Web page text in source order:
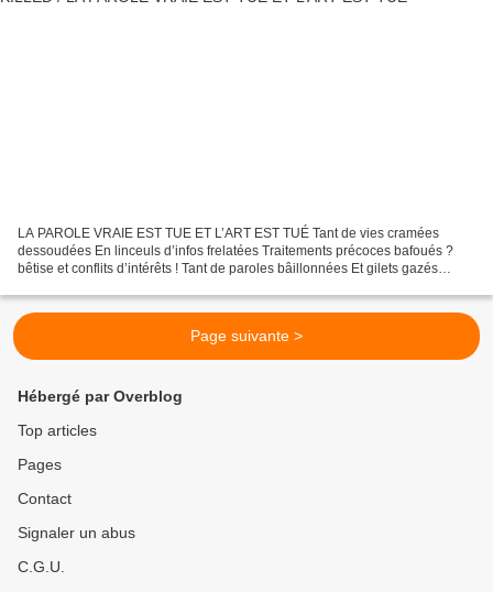
LA PAROLE VRAIE EST TUE ET L’ART EST TUÉ Tant de vies cramées
dessoudées En linceuls d’infos frelatées Traitements précoces bafoués ?
bêtise et conflits d’intérêts ! Tant de paroles bâillonnées Et gilets gazés
Page suivante >
Hébergé par Overblog
Top articles
Pages
Contact
Signaler un abus
C.G.U.